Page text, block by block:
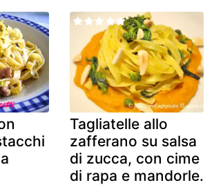
Tagliatelle allo
zafferano su salsa
di zucca, con cime
di rapa e mandorle.